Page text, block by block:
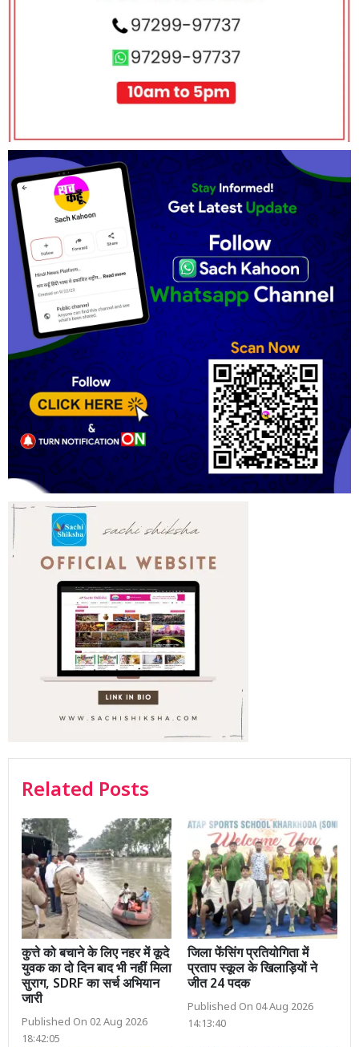
Related Posts
कुत्ते को बचाने के लिए नहर में कूदे
युवक का दो दिन बाद भी नहीं मिला
सुराग, SDRF का सर्च अभियान
जारी
Published On 02 Aug 2026
18:42:05
जिला फेंसिंग प्रतियोगिता में
प्रताप स्कूल के खिलाड़ियों ने
जीत 24 पदक
Published On 04 Aug 2026
14:13:40